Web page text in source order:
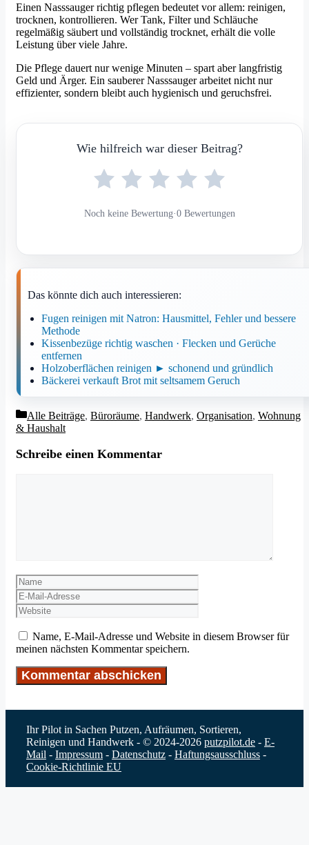
Einen Nasssauger richtig pflegen bedeutet vor allem: reinigen,
trocknen, kontrollieren. Wer Tank, Filter und Schläuche
regelmäßig säubert und vollständig trocknet, erhält die volle
Leistung über viele Jahre.
Die Pflege dauert nur wenige Minuten – spart aber langfristig
Geld und Ärger. Ein sauberer Nasssauger arbeitet nicht nur
effizienter, sondern bleibt auch hygienisch und geruchsfrei.
Wie hilfreich war dieser Beitrag?
Noch keine Bewertung·0 Bewertungen
Das könnte dich auch interessieren:
Fugen reinigen mit Natron: Hausmittel, Fehler und bessere
Methode
Kissenbezüge richtig waschen · Flecken und Gerüche
entfernen
Holzoberflächen reinigen ► schonend und gründlich
Bäckerei verkauft Brot mit seltsamem Geruch
Kategorien
Alle Beiträge, Büroräume, Handwerk, Organisation, Wohnung
& Haushalt
Schreibe einen Kommentar
Name
Mail-
Adresse
Name, E-Mail-Adresse und Website in diesem Browser für
meinen nächsten Kommentar speichern.
Ihr Pilot in Sachen Putzen, Aufräumen, Sortieren,
Reinigen und Handwerk - © 2024-2026 putzpilot.de - E-
Mail - Impressum - Datenschutz - Haftungsausschluss -
Cookie-Richtlinie EU